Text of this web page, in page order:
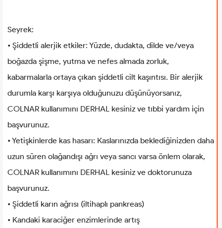
Seyrek:
• Şiddetli alerjik etkiler: Yüzde, dudakta, dilde ve/veya
boğazda şişme, yutma ve nefes almada zorluk,
kabarmalarla ortaya çıkan şiddetli cilt kaşıntısı. Bir alerjik
durumla karşı karşıya olduğunuzu düşünüyorsanız,
COLNAR kullanımını DERHAL kesiniz ve tıbbi yardım için
başvurunuz.
• Yetişkinlerde kas hasarı: Kaslarınızda beklediğinizden daha
uzun süren olağandışı ağrı veya sancı varsa önlem olarak,
COLNAR kullanımını DERHAL kesiniz ve doktorunuza
başvurunuz.
• Şiddetli karın ağrısı (iltihaplı pankreas)
• Kandaki karaciğer enzimlerinde artış